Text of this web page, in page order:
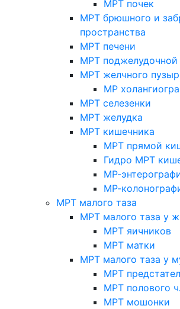
МРТ почек
МРТ брюшного и
пространства
МРТ печени
МРТ
МРТ желчного
МР
МРТ селезенки
МРТ желудка
МРТ кишечника
МРТ прямой
Гидро МРТ
МР-
МР-
МРТ малого таза
МРТ малого таза у
МРТ яичников
МРТ матки
МРТ малого таза у
МРТ
МРТ полового
МРТ мошонки